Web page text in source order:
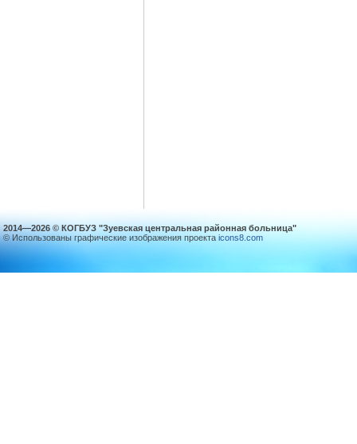
2014—2026 © КОГБУЗ "Зуевская центральная районная больница"
© Использованы графические изображения проекта icons8.com